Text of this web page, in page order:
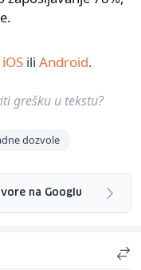
iOS ili Android.
grešku u tekstu?
dozvole
na Googlu